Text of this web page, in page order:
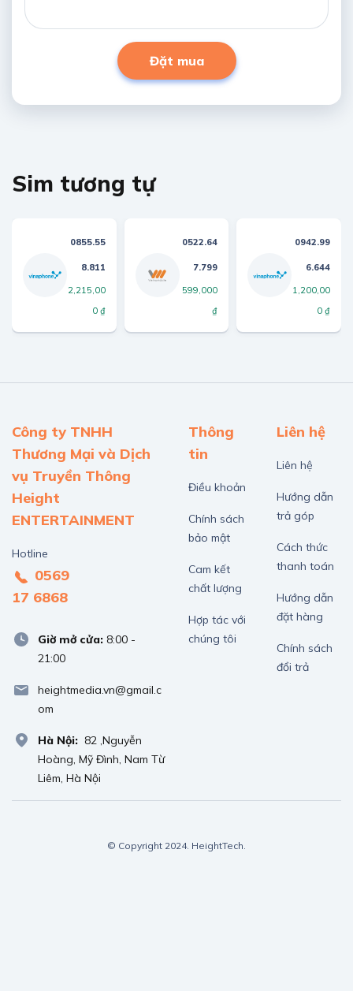
Đặt mua
Sim tương tự
0855.55
8.811
2,215,00
0 ₫
0522.64
7.799
599,000
₫
0942.99
6.644
1,200,00
0 ₫
Công ty TNHH
Thương Mại và Dịch
vụ Truyền Thông
Height
ENTERTAINMENT
Hotline
0569
17 6868
Giờ mở cửa: 8:00 -
21:00
heightmedia.vn@gmail.c
om
Hà Nội: 82 ,Nguyễn
Hoàng, Mỹ Đình, Nam Từ
Liêm, Hà Nội
Thông
tin
Điều khoản
Chính sách
bảo mật
Cam kết
chất lượng
Hợp tác với
chúng tôi
Liên hệ
Liên hệ
Hướng dẫn
trả góp
Cách thức
thanh toán
Hướng dẫn
đặt hàng
Chính sách
đổi trả
© Copyright 2024. HeightTech.